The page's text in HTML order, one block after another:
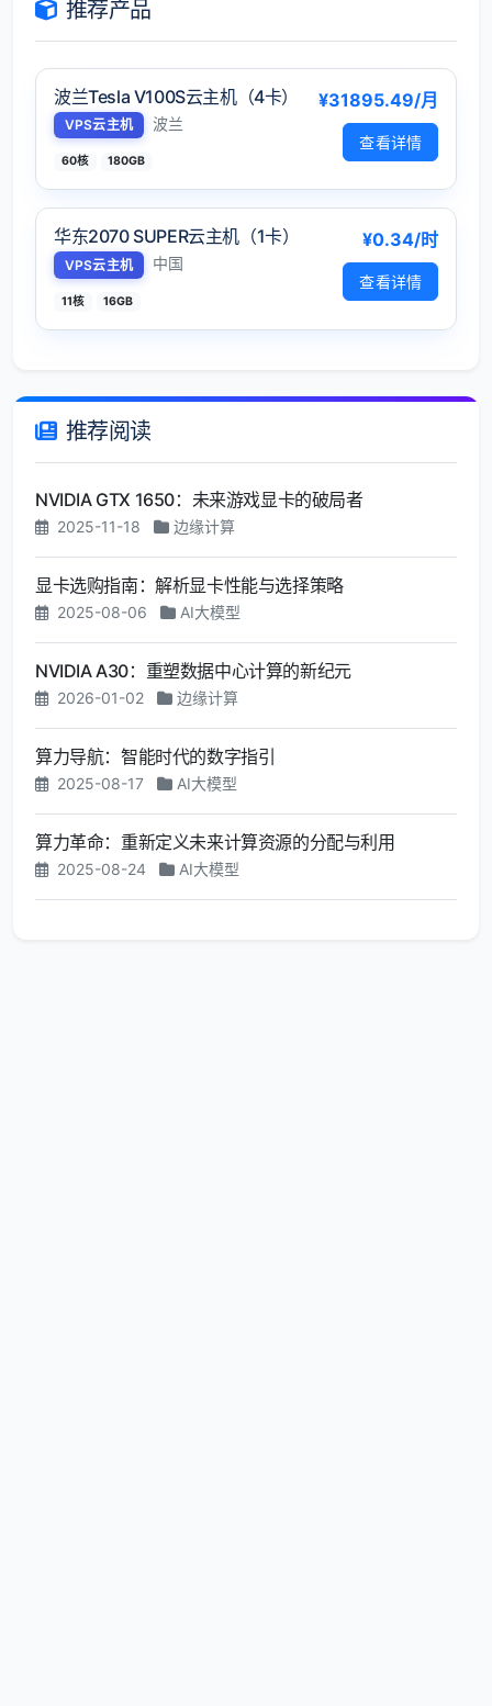
推荐产品
波兰Tesla V100S云主机（4卡）
VPS云主机 波兰
60核 180GB
¥31895.49/月
查看详情
华东2070 SUPER云主机（1卡）
VPS云主机 中国
11核 16GB
¥0.34/时
查看详情
推荐阅读
NVIDIA GTX 1650：未来游戏显卡的破局者
2025-11-18 边缘计算
显卡选购指南：解析显卡性能与选择策略
2025-08-06 AI大模型
NVIDIA A30：重塑数据中心计算的新纪元
2026-01-02 边缘计算
算力导航：智能时代的数字指引
2025-08-17 AI大模型
算力革命：重新定义未来计算资源的分配与利用
2025-08-24 AI大模型